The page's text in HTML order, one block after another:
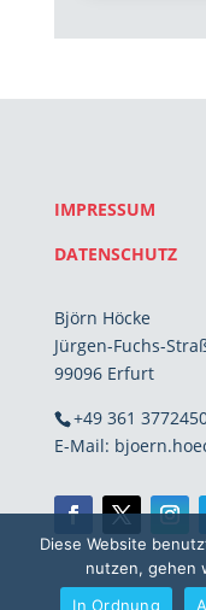
IMPRESSUM
DATENSCHUTZ
Björn Höcke
Jürgen-Fuchs-
99096 Erfurt
+49 361
E-Mail:
Diese Website
nutzen, gehen
In Ordnung